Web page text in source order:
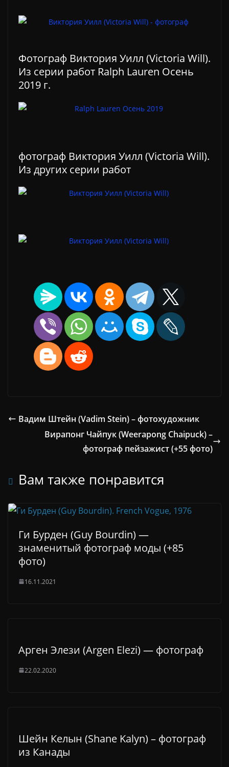
Фотограф Виктория Уилл (Victoria Will).
Из серии работ Ralph Lauren Осень
2019 г.
фотограф Виктория Уилл (Victoria Will).
Из других серии работ
Вадим Штейн (Vadim Stein) – фотохудожник
Вирапонг Чайпук (Weerapong Chaipuck) –
фотограф пейзажист (+55 фото)
Вам также понравится
Ги Бурден (Guy Bourdin) —
знаменитый фотограф моды (+85
фото)
16.11.2021
Арген Элези (Argen Elezi) — фотограф
22.02.2020
Шейн Келын (Shane Kalyn) – фотограф
из Канады